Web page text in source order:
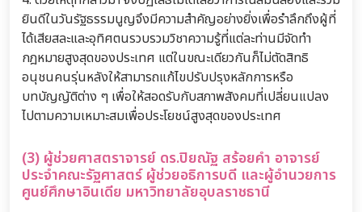
ยินดีในวันรัฐธรรมนูญจึงมีความสำคัญอย่างยิ่งเพื่อรำลึกถึงผู้ที่
ได้เสียสละและอุทิศตนรวบรวมวิชาความรู้ที่แต่ละท่านมีจัดทำ
กฎหมายสูงสุดของประเทศ แต่ในขณะเดียวกันก็ไม่ตัดสิทธิ
อนุชนคนรุ่นหลังให้สามารถแก้ไขปรับปรุงหลักการหรือ
บทบัญญัติต่าง ๆ เพื่อให้สอดรับกับสภาพสังคมที่เปลี่ยนแปลง
ไปตามความเหมาะสมเพื่อประโยชน์สูงสุดของประเทศ
(3) ผู้ช่วยศาสตราจารย์ ดร.ปิยณัฐ สร้อยคำ อาจารย์
ประจำคณะรัฐศาสตร์ ผู้ช่วยอธิการบดี และผู้อำนวยการ
ศูนย์ศึกษาอินเดีย มหาวิทยาลัยอุบลราชธานี